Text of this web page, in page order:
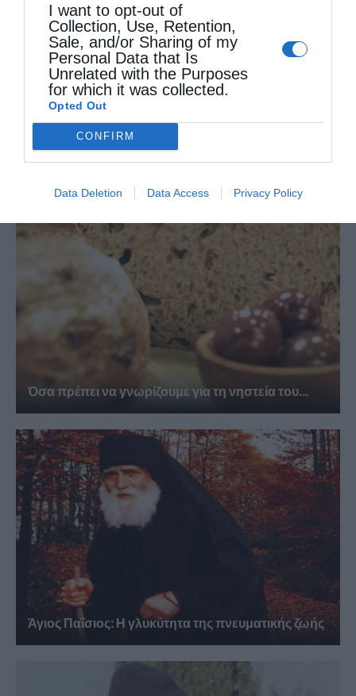
I want to opt-out of
Collection, Use, Retention,
Sale, and/or Sharing of my
Personal Data that Is
Unrelated with the Purposes
for which it was collected.
Opted Out
CONFIRM
Data Deletion Data Access Privacy Policy
Προηγούμενο άρθρο
Τα νέα της ορθόδοξης Εκκλησίας στην “Κιβωτό της
Ορθοδοξίας” που κυκλοφορεί την Πέμπτη
Επόμενο άρθρο
Ο Πρόεδρος της Βουλής στο Ναύπλιο
ΔΕΙΤΕ ΕΠΙΣΗΣ
Όσα πρέπει να γνωρίζουμε για τη νηστεία του...
Άγιος Παΐσιος: Η γλυκύτητα της πνευματικής ζωής